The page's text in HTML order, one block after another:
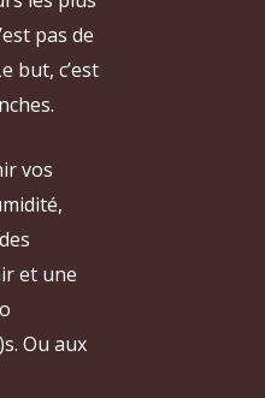
pas de
but, c’est
vos
et une
Ou aux